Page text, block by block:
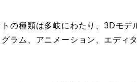
の種類は多岐にわたり、 3Dモデ
グラム、アニメーション、エディ